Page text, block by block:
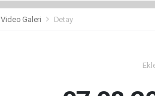
Video Galeri Detay